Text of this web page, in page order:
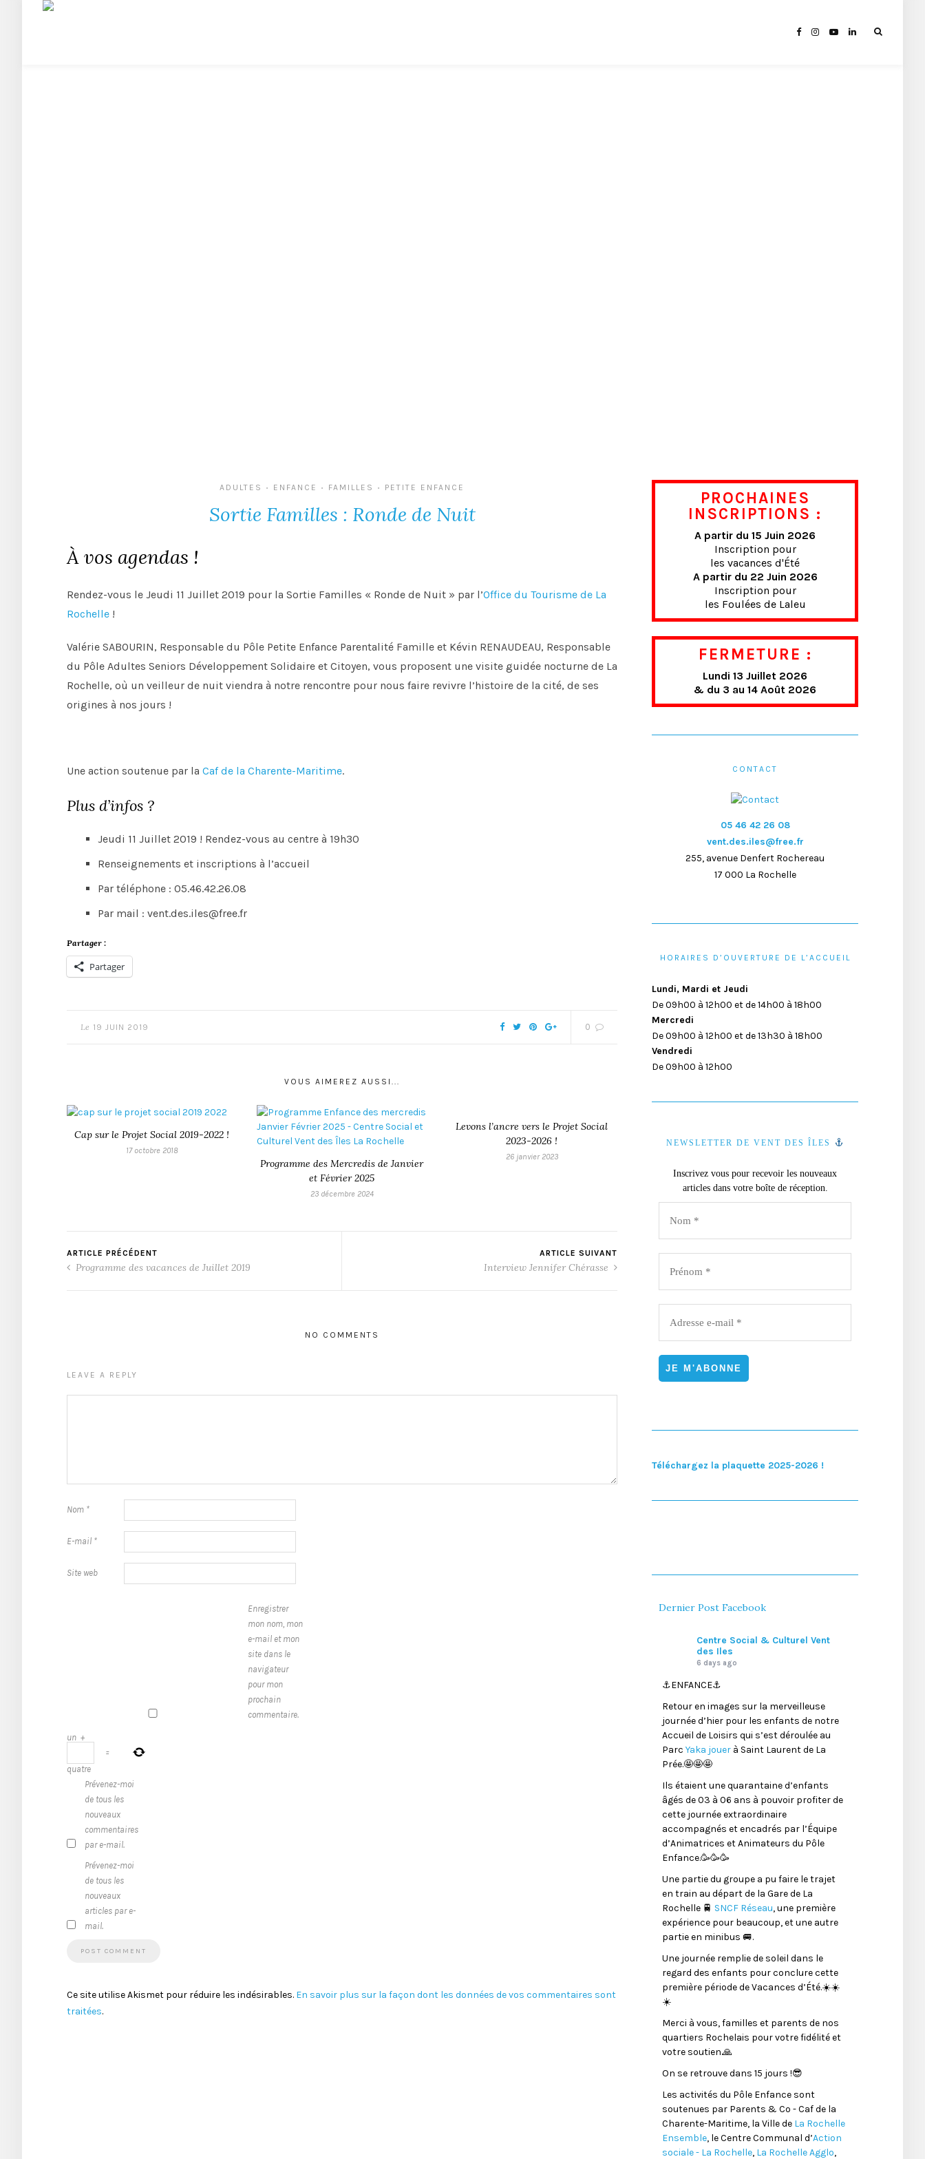
ADULTES • ENFANCE • FAMILLES • PETITE ENFANCE
Sortie Familles : Ronde de Nuit
À vos agendas !
Rendez-vous le Jeudi 11 Juillet 2019 pour la Sortie Familles « Ronde de Nuit » par l’Office du Tourisme de La
Rochelle !
Valérie SABOURIN, Responsable du Pôle Petite Enfance Parentalité Famille et Kévin RENAUDEAU, Responsable
du Pôle Adultes Seniors Développement Solidaire et Citoyen, vous proposent une visite guidée nocturne de La
Rochelle, où un veilleur de nuit viendra à notre rencontre pour nous faire revivre l’histoire de la cité, de ses
origines à nos jours !
Une action soutenue par la Caf de la Charente-Maritime.
Plus d’infos ?
Jeudi 11 Juillet 2019 ! Rendez-vous au centre à 19h30
Renseignements et inscriptions à l’accueil
Par téléphone : 05.46.42.26.08
Par mail : vent.des.iles@free.fr
Partager :
Partager
Le 19 JUIN 2019 0
VOUS AIMEREZ AUSSI...
Cap sur le Projet Social 2019-2022 !
17 octobre 2018
Programme des Mercredis de Janvier
et Février 2025
23 décembre 2024
Levons l’ancre vers le Projet Social
2023-2026 !
26 janvier 2023
ARTICLE PRÉCÉDENT
Programme des vacances de Juillet 2019
ARTICLE SUIVANT
Interview Jennifer Chérasse
NO COMMENTS
LEAVE A REPLY
Nom *
E-mail *
Site web
Enregistrer
mon nom, mon
e-mail et mon
site dans le
navigateur
pour mon
prochain
commentaire.
un +
=
quatre
Prévenez-moi
de tous les
nouveaux
commentaires
par e-mail.
Prévenez-moi
de tous les
nouveaux
articles par e-
mail.
Ce site utilise Akismet pour réduire les indésirables. En savoir plus sur la façon dont les données de vos commentaires sont
traitées.
PROCHAINES
INSCRIPTIONS :
A partir du 15 Juin 2026
Inscription pour
les vacances d'Été
A partir du 22 Juin 2026
Inscription pour
les Foulées de Laleu
FERMETURE :
Lundi 13 Juillet 2026
& du 3 au 14 Août 2026
CONTACT
05 46 42 26 08
vent.des.iles@free.fr
255, avenue Denfert Rochereau
17 000 La Rochelle
HORAIRES D’OUVERTURE DE L’ACCUEIL
Lundi, Mardi et Jeudi
De 09h00 à 12h00 et de 14h00 à 18h00
Mercredi
De 09h00 à 12h00 et de 13h30 à 18h00
Vendredi
De 09h00 à 12h00
NEWSLETTER DE VENT DES ÎLES
Inscrivez vous pour recevoir les nouveaux
articles dans votre boîte de réception.
Téléchargez la plaquette 2025-2026 !
Dernier Post Facebook
Centre Social & Culturel Vent
des Iles
6 days ago
⚓️ENFANCE⚓️
Retour en images sur la merveilleuse
journée d’hier pour les enfants de notre
Accueil de Loisirs qui s’est déroulée au
Parc Yaka jouer à Saint Laurent de La
Prée.🤩🤩🤩
Ils étaient une quarantaine d’enfants
âgés de 03 à 06 ans à pouvoir profiter de
cette journée extraordinaire
accompagnés et encadrés par l’Équipe
d’Animatrices et Animateurs du Pôle
Enfance.🥳🥳🥳
Une partie du groupe a pu faire le trajet
en train au départ de la Gare de La
Rochelle 🚆 SNCF Réseau, une première
expérience pour beaucoup, et une autre
partie en minibus 🚐.
Une journée remplie de soleil dans le
regard des enfants pour conclure cette
première période de Vacances d’Été.☀️☀️
☀️
Merci à vous, familles et parents de nos
quartiers Rochelais pour votre fidélité et
votre soutien.🙏
On se retrouve dans 15 jours !😎
Les activités du Pôle Enfance sont
soutenues par Parents & Co - Caf de la
Charente-Maritime, la Ville de La Rochelle
Ensemble, le Centre Communal d’Action
sociale - La Rochelle, La Rochelle Agglo,